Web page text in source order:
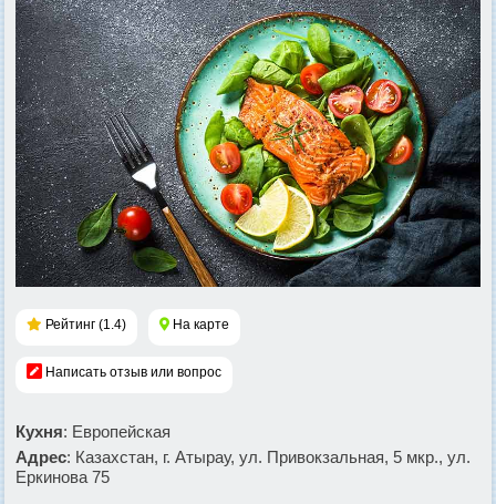
Рейтинг (1.4) На карте
Написать отзыв или вопрос
Кухня: Европейская
Адрес: Казахстан, г. Атырау, ул. Привокзальная, 5 мкр., ул.
Еркинова 75